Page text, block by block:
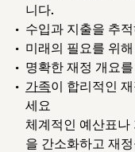
니다.
수입과 지출을 추
미래의 필요를 위
명확한 재정 개요
가족이 합리적인
세요
체계적인 예산표나
을 간소화하고 재